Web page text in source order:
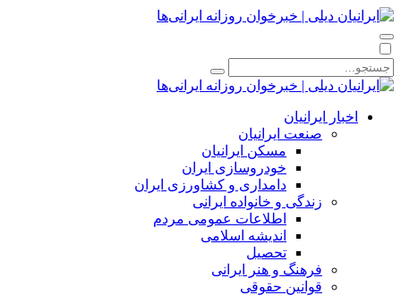
اخبار ایرانیان
صنعت ایرانیان
مسکن ایرانیان
خودروسازی ایران
دامداری و کشاورزی ایران
زندگی و خانواده ایرانی
اطلاعات عمومی مردم
اندیشه اسلامی
تحصیل
فرهنگ و هنر ایرانی
قوانین حقوقی